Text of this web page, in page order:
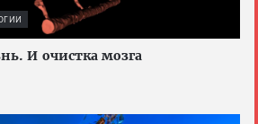
И очистка мозга